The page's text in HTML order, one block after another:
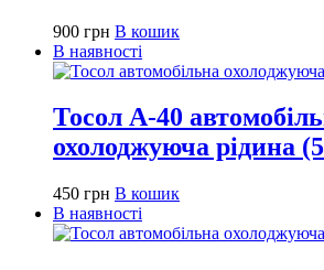
900 грн В кошик
В наявності
Тосол А-40
охолоджуюча рідина
450 грн В кошик
В наявності